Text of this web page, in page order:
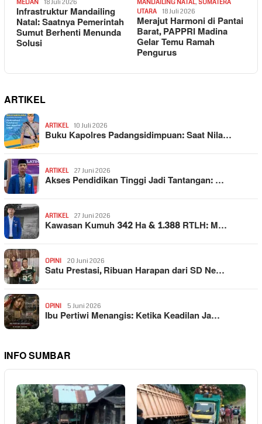
MEDAN 18 Juli 2026
Infrastruktur Mandailing
Natal: Saatnya Pemerintah
Sumut Berhenti Menunda
Solusi
MANDAILING NATAL, SUMATERA
UTARA
18 Juli 2026
Merajut Harmoni di Pantai
Barat, PAPPRI Madina
Gelar Temu Ramah
Pengurus
ARTIKEL
ARTIKEL 10 Juli 2026
Buku Kapolres Padangsidimpuan: Saat Nila…
ARTIKEL 27 Juni 2026
Akses Pendidikan Tinggi Jadi Tantangan: …
ARTIKEL 27 Juni 2026
Kawasan Kumuh 342 Ha & 1.388 RTLH: M…
OPINI 20 Juni 2026
Satu Prestasi, Ribuan Harapan dari SD Ne…
OPINI 5 Juni 2026
Ibu Pertiwi Menangis: Ketika Keadilan Ja…
INFO SUMBAR